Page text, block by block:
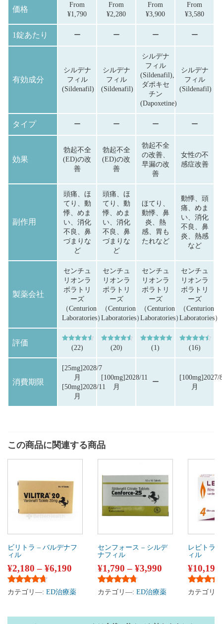
価格
From
¥1,790
From
¥2,280
From
¥3,900
From
¥3,580
1錠あたり ー ー ー ー
有効成分
シルデナ
フィル
(Sildenafil)
シルデナ
フィル
(Sildenafil)
シルデナ
フィル
(Sildenafil),
ダポキセ
チン
(Dapoxetine)
シルデナ
フィル
(Sildenafil)
タイプ ー ー ー ー
効果
勃起不全
(ED)の改
善
勃起不全
(ED)の改
善
勃起不全
の改善、
早漏の改
善
女性の不
感症改善
副作用
頭痛、ほ
てり、動
悸、めま
い、消化
不良、鼻
づまりな
ど
頭痛、ほ
てり、動
悸、めま
い、消化
不良、鼻
づまりな
ど
ほてり、
動悸、鼻
炎、熱
感、胃も
たれなど
動悸、頭
痛、めま
い、消化
不良、鼻
炎、熱感
など
製薬会社
センチュ
リオンラ
ボラトリ
ーズ
（Centurion
Laboratories）
センチュ
リオンラ
ボラトリ
ーズ
（Centurion
Laboratories）
センチュ
リオンラ
ボラトリ
ーズ
（Centurion
Laboratories）
センチュ
リオンラ
ボラトリ
ーズ
（Centurion
Laboratories）
評価 5段階中 の評価
(22) 5段階中
(20) 5段階中 の評価
(1) 5段階中
(16)
消費期限
[25mg]2028/7
月
[50mg]2028/11
月
[100mg]2028/11
月
ー
[100mg]2027/
月
この商品に関連する商品
ビリトラ – バルデナフ
ィル
¥2,180 – ¥6,190
5段階中 4.52の評価
カテゴリ―: ED治療薬
センフォース – シルデ
ナフィル
¥1,790 – ¥3,990
5段階中 4.59の評価
カテゴリ―: ED治療薬
レビトラ
ィル
¥10,190
5段階中
カテゴリ